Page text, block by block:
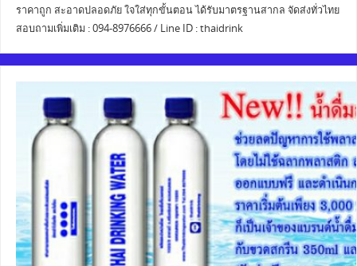
ราคาถูก สะอาดปลอดภัย ใจใส่ทุกขั้นตอน ได้รับมาตรฐานสากล จัดส่งทั่วไทย
สอบถามเพิ่มเติม : 094-8976666 / Line ID : thaidrink